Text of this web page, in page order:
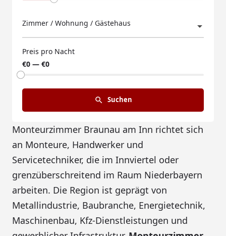
Zimmer / Wohnung / Gästehaus
Preis pro Nacht
€0 — €0
Suchen
Monteurzimmer Braunau am Inn richtet sich
an Monteure, Handwerker und
Servicetechniker, die im Innviertel oder
grenzüberschreitend im Raum Niederbayern
arbeiten. Die Region ist geprägt von
Metallindustrie, Baubranche, Energietechnik,
Maschinenbau, Kfz-Dienstleistungen und